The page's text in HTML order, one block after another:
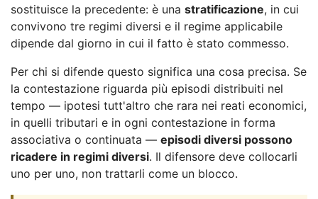
sostituisce la precedente: è una stratificazione, in cui
convivono tre regimi diversi e il regime applicabile
dipende dal giorno in cui il fatto è stato commesso.
Per chi si difende questo significa una cosa precisa. Se
la contestazione riguarda più episodi distribuiti nel
tempo — ipotesi tutt'altro che rara nei reati economici,
in quelli tributari e in ogni contestazione in forma
associativa o continuata — episodi diversi possono
ricadere in regimi diversi. Il difensore deve collocarli
uno per uno, non trattarli come un blocco.